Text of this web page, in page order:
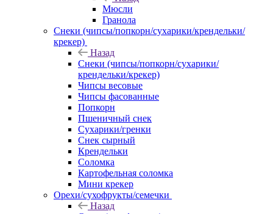
Мюсли
Гранола
Снеки (чипсы/попкорн/сухарики/крендельки/
крекер)
Назад
Снеки (чипсы/попкорн/сухарики/
крендельки/крекер)
Чипсы весовые
Чипсы фасованные
Попкорн
Пшеничный снек
Сухарики/гренки
Снек сырный
Крендельки
Соломка
Картофельная соломка
Мини крекер
Орехи/сухофрукты/семечки
Назад